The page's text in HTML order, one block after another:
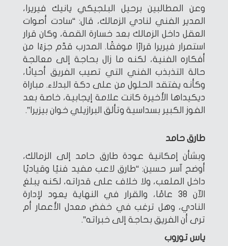
وعن المطالبين برحيل البلجيكي يانيك فيريرا،
المدير الفني لنادي الزمالك، قال: “سادت أصوات
العقل داخل الزمالك بعد خسارة القمة، وكان قرار
استمرار فيريرا قرارًا موفقًا. المدرب قدّم جزءًا من
أفكاره الفنية، لكنه ما زال بحاجة إلى معالجة
حالة التذبذب الفني التي تصيب الفريق أحيانًا،
وكأنه يفتقد الحلول من على دكة البدلاء. مباراة
ديكيداها الأخيرة كانت علامة إيجابية، خاصة بعد
الفوز الكبير بسداسية وتألق البرازيلي خوان بيزيرا”.
طارق حامد
وبشأن إمكانية عودة طارق حامد إلى الزمالك،
أوضح آسر حسين: “طارق لاعب مفيد فنيًا وقياديًا
داخل الملعب، ولا خلاف على قدراته، لكنه يبلغ
الآن 38 عامًا، والقرار في النهاية يعود لإدارة
النادي، وهل ترغب في خفض معدل الأعمار أم
ترى أن الفريق بحاجة إلى خبراته”.
ياس توروب